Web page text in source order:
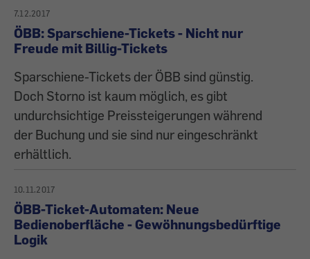
7.12.2017
ÖBB: Sparschiene-Tickets - Nicht nur
Freude mit Billig-Tickets
Sparschiene-Tickets der ÖBB sind günstig.
Doch Storno ist kaum möglich, es gibt
undurchsichtige Preissteigerungen während
der Buchung und sie sind nur eingeschränkt
erhältlich.
10.11.2017
ÖBB-Ticket-Automaten: Neue
Bedienoberfläche - Gewöhnungsbedürftige
Logik